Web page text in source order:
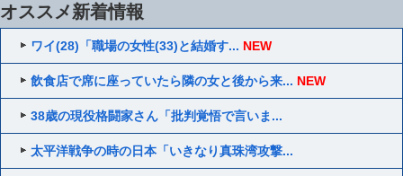
オススメ新着情報
ワイ(28)「職場の女性(33)と結婚す... NEW
飲食店で席に座っていたら隣の女と後から来... NEW
38歳の現役格闘家さん「批判覚悟で言いま...
太平洋戦争の時の日本「いきなり真珠湾攻撃...